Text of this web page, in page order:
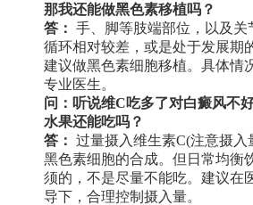
那我还能做黑色素移植吗？
答： 手、脚等肢端部位，以及关
循环相对较差，或是处于发展期
建议做黑色素细胞移植。具体情
专业医生。
问：听说维C吃多了对白癜风不
水果还能吃吗？
答： 过量摄入维生素C(注意摄入
黑色素细胞的合成。但日常均衡
须的，不是尽量不能吃。建议在
导下，合理控制摄入量。